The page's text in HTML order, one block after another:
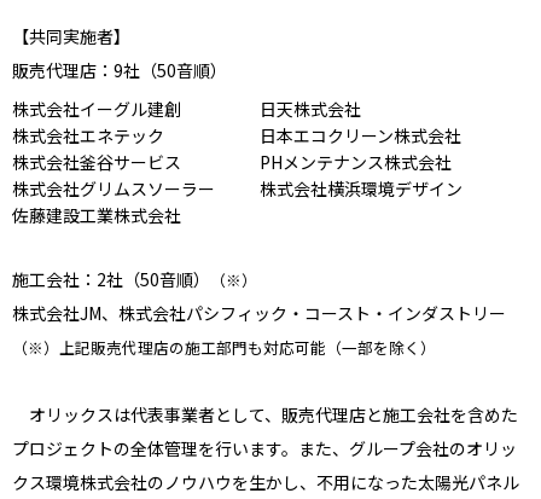
【共同実施者】
販売代理店：9社（50音順）
株式会社イーグル建創
日天株式会社
株式会社エネテック
日本エコクリーン株式会社
株式会社釜谷サービス
PHメンテナンス株式会社
株式会社グリムスソーラー
株式会社横浜環境デザイン
佐藤建設工業株式会社
施工会社：2社（50音順） （※）
株式会社JM、株式会社パシフィック・コースト・インダストリー
（※）上記販売代理店の施工部門も対応可能（一部を除く）
オリックスは代表事業者として、販売代理店と施工会社を含めた
プロジェクトの全体管理を行います。また、グループ会社のオリッ
クス環境株式会社のノウハウを生かし、不用になった太陽光パネル